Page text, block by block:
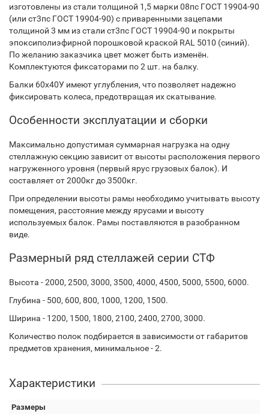
изготовлены из стали толщиной 1,5 марки 08пс ГОСТ 19904-90
(или ст3пс ГОСТ 19904-90) с приваренными зацепами
толщиной 3 мм из стали ст3пс ГОСТ 19904-90 и покрыты
эпоксиполиэфирной порошковой краской RAL 5010 (синий).
По желанию заказчика цвет может быть изменён.
Комплектуются фиксаторами по 2 шт. на балку.
Балки 60х40У имеют углубления, что позволяет надежно
фиксировать колеса, предотвращая их скатывание.
Особенности эксплуатации и сборки
Максимально допустимая суммарная нагрузка на одну
стеллажную секцию зависит от высоты расположения первого
нагруженного уровня (первый ярус грузовых балок). И
составляет от 2000кг до 3500кг.
При определении высоты рамы необходимо учитывать высоту
помещения, расстояние между ярусами и высоту
используемых балок. Рамы поставляются в разобранном
виде.
Размерный ряд стеллажей серии СТФ
Высота - 2000, 2500, 3000, 3500, 4000, 4500, 5000, 5500, 6000.
Глубина - 500, 600, 800, 1000, 1200, 1500.
Ширина - 1200, 1500, 1800, 2100, 2400, 2700, 3000.
Количество полок подбирается в зависимости от габаритов
предметов хранения, минимальное - 2.
Характеристики
Размеры